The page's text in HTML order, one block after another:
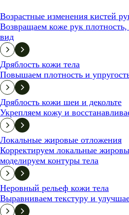
Возрастные изменения кистей
Возвращаем коже рук
вид
Дряблость кожи тела
Повышаем плотность и
Дряблость кожи шеи и декольте
Укрепляем кожу и
Локальные жировые отложения
Корректируем локальные
моделируем контуры тела
Неровный рельеф кожи тела
Выравниваем текстуру и